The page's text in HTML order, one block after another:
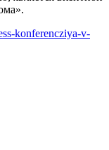
konferencziya-v-